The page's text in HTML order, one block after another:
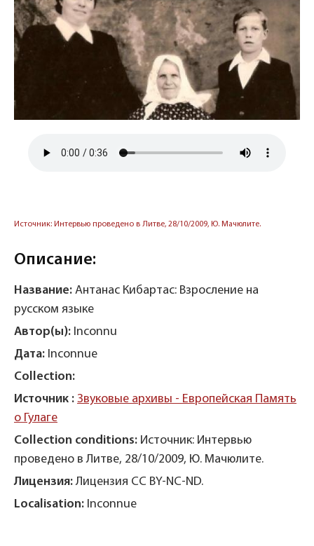
Источник: Интервью проведено в Литве, 28/10/2009, Ю. Мачюлите.
Описание:
Название: Антанас Кибартас: Взросление на
русском языке
Автор(ы): Inconnu
Дата: Inconnue
Collection:
Источник : Звуковые архивы - Европейская Память
о Гулаге
Collection conditions: Источник: Интервью
проведено в Литве, 28/10/2009, Ю. Мачюлите.
Лицензия: Лицензия CC BY-NC-ND.
Localisation: Inconnue